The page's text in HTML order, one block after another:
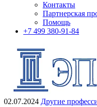
Контакты
Партнерская
Помощь
+7 499 380-91-84
02.07.2024 Другие